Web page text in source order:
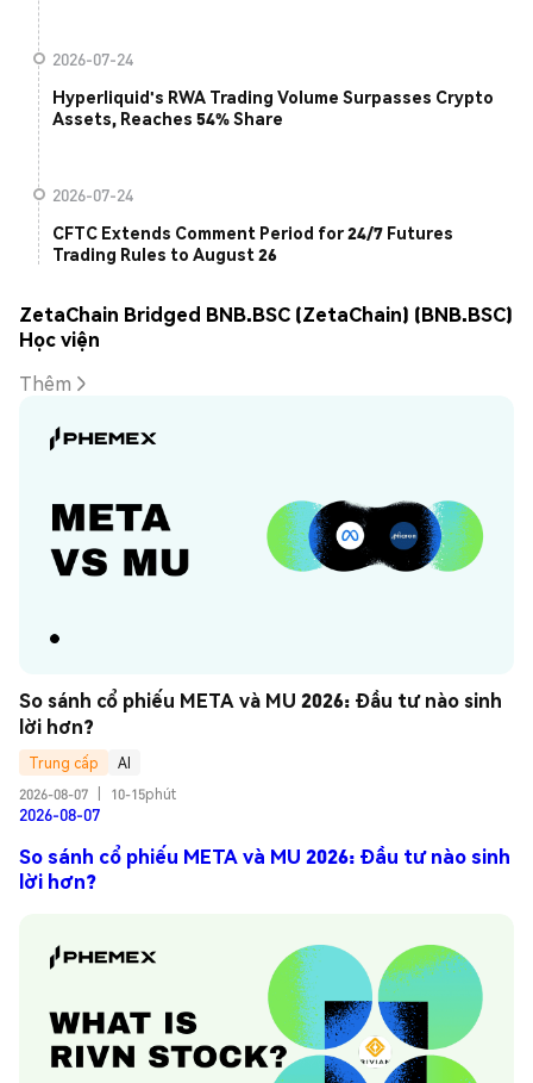
2026-07-24
Hyperliquid's RWA Trading Volume Surpasses Crypto
Assets, Reaches 54% Share
2026-07-24
CFTC Extends Comment Period for 24/7 Futures
Trading Rules to August 26
ZetaChain Bridged BNB.BSC (ZetaChain) (BNB.BSC)
Học viện
Thêm
So sánh cổ phiếu META và MU 2026: Đầu tư nào sinh
lời hơn?
Trung cấp
AI
2026-08-07
10-15phút
2026-08-07
So sánh cổ phiếu META và MU 2026: Đầu tư nào sinh
lời hơn?